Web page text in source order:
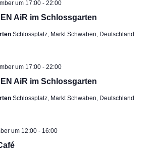
AiR im Schlossgarten
um 17:00 -22:00
Schlossplatz, Markt Schwaben, Deutschland
AiR im Schlossgarten
um 17:00 -22:00
Schlossplatz, Markt Schwaben, Deutschland
um 12:00 - 16:00